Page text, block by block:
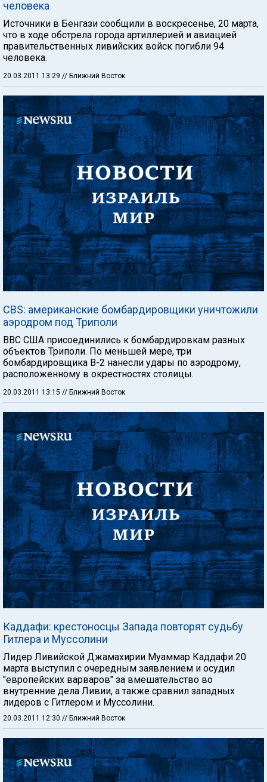
человека
Источники в Бенгази сообщили в воскресенье, 20 марта,
что в ходе обстрела города артиллерией и авиацией
правительственных ливийских войск погибли 94
человека.
20.03.2011 13:29 // Ближний Восток
CBS: американские бомбардировщики уничтожили
аэродром под Триполи
ВВС США присоединились к бомбардировкам разных
объектов Триполи. По меньшей мере, три
бомбардировщика В-2 нанесли удары по аэродрому,
расположенному в окрестностях столицы.
20.03.2011 13:15 // Ближний Восток
Каддафи: крестоносцы Запада повторят судьбу
Гитлера и Муссолини
Лидер Ливийской Джамахирии Муаммар Каддафи 20
марта выступил с очередным заявлением и осудил
"европейских варваров" за вмешательство во
внутренние дела Ливии, а также сравнил западных
лидеров с Гитлером и Муссолини.
20.03.2011 12:30 // Ближний Восток